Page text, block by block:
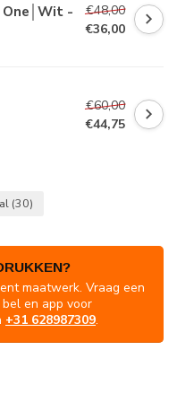
-
€48,00
€36,00
€60,00
€44,75
(30)
maatwerk. Vraag een
en app voor
+31 628987309.